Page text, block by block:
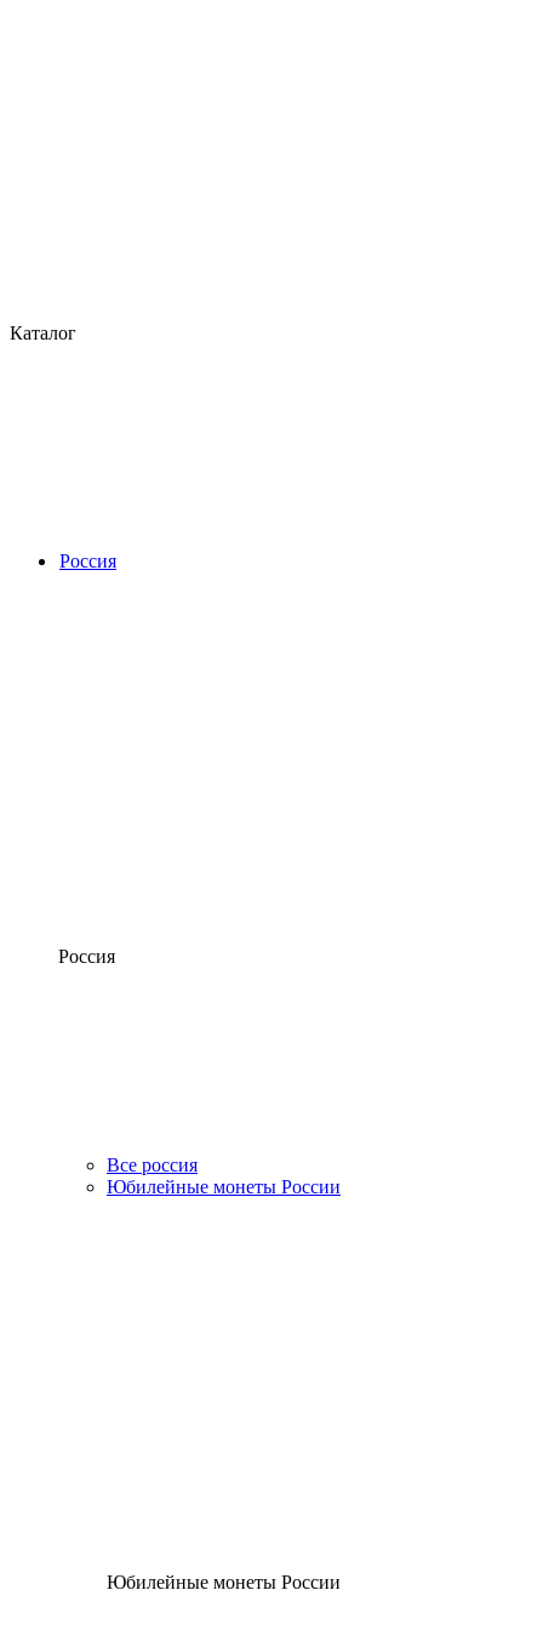
Каталог
Россия
Россия
Все россия
Юбилейные монеты России
Юбилейные монеты России